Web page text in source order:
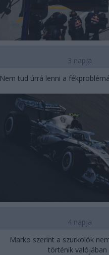
3 napja
Nem tud úrrá lenni a
4 napja
Marko szerint a szurkolók
történik valójában